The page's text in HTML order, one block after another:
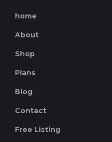
home
About
Shop
Plans
Blog
Contact
Free Listing